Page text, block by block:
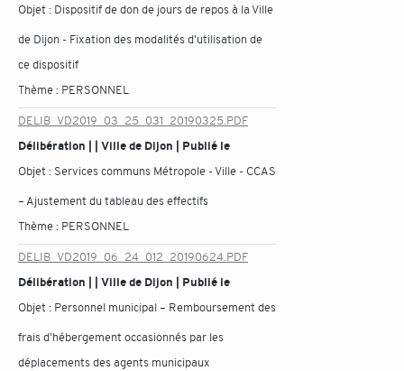
Objet : Dispositif de don de jours de repos à la Ville
de Dijon - Fixation des modalités d'utilisation de
ce dispositif
Thème : PERSONNEL
DELIB_VD2019_03_25_031_20190325.PDF
Délibération | | Ville de Dijon | Publié le
Objet : Services communs Métropole - Ville - CCAS
– Ajustement du tableau des effectifs
Thème : PERSONNEL
DELIB_VD2019_06_24_012_20190624.PDF
Délibération | | Ville de Dijon | Publié le
Objet : Personnel municipal – Remboursement des
frais d'hébergement occasionnés par les
déplacements des agents municipaux